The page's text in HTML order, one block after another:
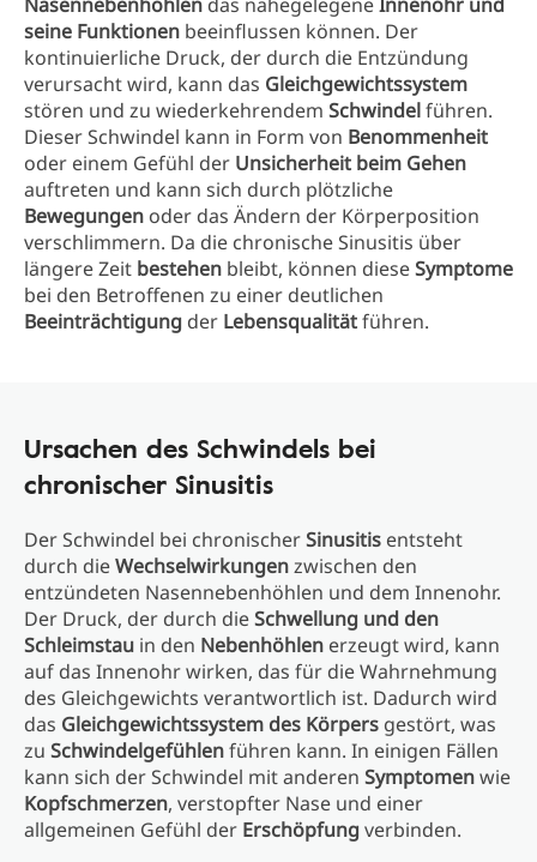
seine Funktionen beeinflussen können. Der
kontinuierliche Druck, der durch die Entzündung
verursacht wird, kann das Gleichgewichtssystem
stören und zu wiederkehrendem Schwindelführen.
Dieser Schwindel kann in Form von Benommenheit
oder einem Gefühl der Unsicherheit beim Gehen
auftreten und kann sich durch plötzliche
Bewegungen oder das Ändern der Körperposition
verschlimmern. Da die chronische Sinusitis über
längere Zeit bestehen bleibt, können dieseSymptome
bei den Betroffenen zu einer deutlichen
Beeinträchtigung der Lebensqualitätführen.
Ursachen des Schwindels bei
chronischer Sinusitis
Der Schwindel bei chronischerSinusitis entsteht
durch dieWechselwirkungenzwischen den
entzündeten Nasennebenhöhlen und dem Innenohr.
Der Druck, der durch dieSchwellung und den
Schleimstau in den Nebenhöhlen erzeugt wird, kann
auf das Innenohr wirken, das für die Wahrnehmung
des Gleichgewichts verantwortlich ist. Dadurch wird
das Gleichgewichtssystem des Körpers gestört, was
zu Schwindelgefühlenführen kann. In einigen Fällen
kann sich der Schwindel mit anderen Symptomenwie
Kopfschmerzen, verstopfter Nase und einer
allgemeinen Gefühl der Erschöpfungverbinden.